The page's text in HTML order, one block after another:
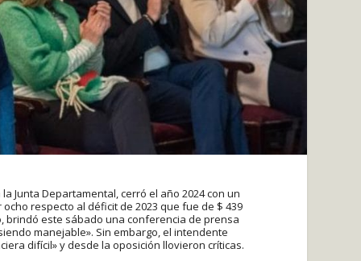
Junta Departamental, cerró el año 2024 con un
respecto al déficit de 2023 que fue de $ 439
brindó este sábado una conferencia de prensa
manejable». Sin embargo, el intendente
difícil» y desde la oposición llovieron críticas.